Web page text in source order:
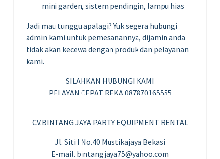
mini garden, sistem pendingin, lampu hias
Jadi mau tunggu apalagi? Yuk segera hubungi
admin kami untuk pemesanannya, dijamin anda
tidak akan kecewa dengan produk dan pelayanan
kami.
SILAHKAN HUBUNGI KAMI
PELAYAN CEPAT REKA 087870165555
CV.BINTANG JAYA PARTY EQUIPMENT RENTAL
Jl. Siti I No.40 Mustikajaya Bekasi
E-mail. bintangjaya75@yahoo.com